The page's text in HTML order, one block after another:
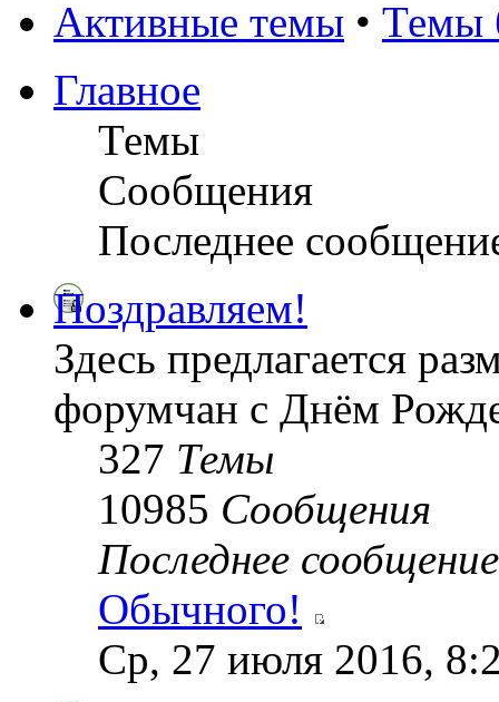
Активные темы • Темы
Главное
Темы
Сообщения
Последнее
Поздравляем!
Здесь предлагается
форумчан с Днём
327 Темы
10985 Сообщения
Последнее сообщение
Обычного!
Ср, 27 июля 2016,